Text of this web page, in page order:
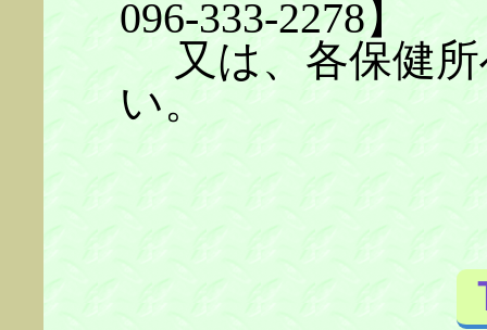
096-333-2278】
又は、各保健所
い。